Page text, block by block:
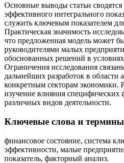
Основные выводы статьи сводятся
эффективного интегрального
служить ключевым показателем
Практическая значимость
что предложенная модель может
руководителями малых
обоснованных решений в
Ограничения исследования
дальнейших разработок в области
конкретным секторам экономики.
изучение влияния специфических
различных видов деятельности.
Ключевые слова и термины
финансовое состояние, система
эффективности, малые
показатель, факторный анализ.